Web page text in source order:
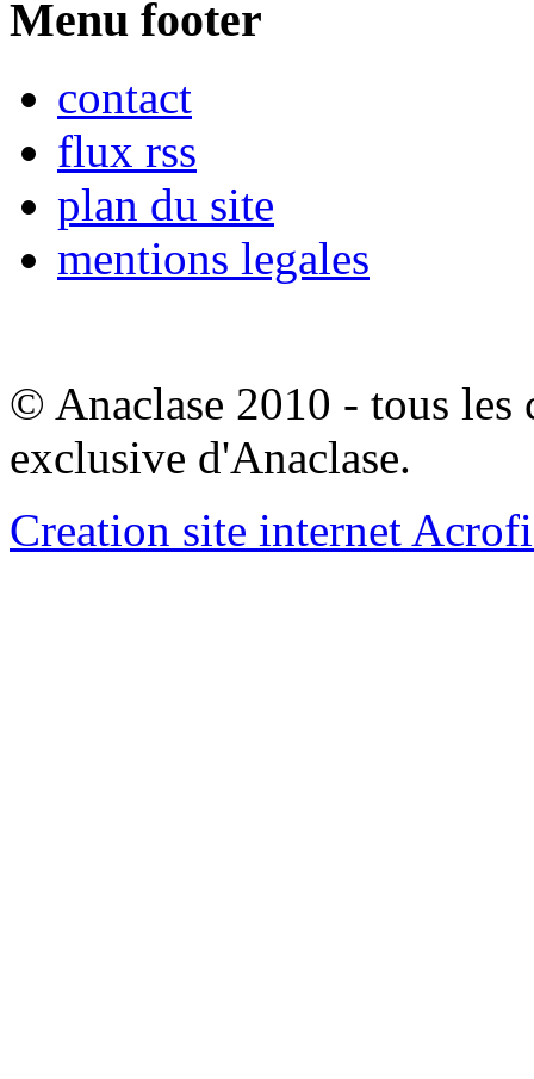
Menu footer
contact
flux rss
plan du site
mentions legales
© Anaclase 2010 - tous les
exclusive d'Anaclase.
Creation site internet